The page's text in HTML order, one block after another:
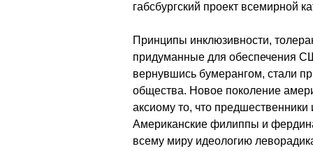
габсбургский проект всемирной
Принципы инклюзивности,
придуманные для обеспечения
вернувшись бумерангом, стали
общества. Новое поколение
аксиому то, что
Американские филиппы и
всему миру идеологию